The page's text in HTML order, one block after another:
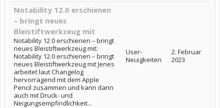
Notability 12.0 erschienen
– bringt neues
Bleistiftwerkzeug mit
Notability 12.0 erschienen – bringt
neues Bleistiftwerkzeug mit:
Notability 12.0 erschienen – bringt
neues Bleistiftwerkzeug mit Jenes
arbeitet laut Changelog
hervorragend mit dem Apple
Pencil zusammen und kann dann
auch mit Druck- und
Neigungsempfindlichkeit...
User-
Neuigkeiten
2. Februar
2023